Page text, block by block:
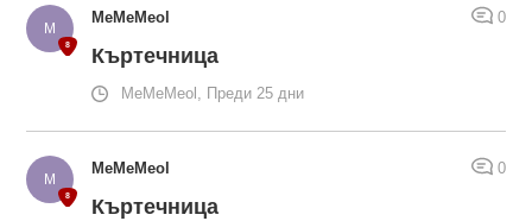
MeMeMeol 0
Къртечница
MeMeMeol, Преди 25 дни
MeMeMeol 0
Къртечница